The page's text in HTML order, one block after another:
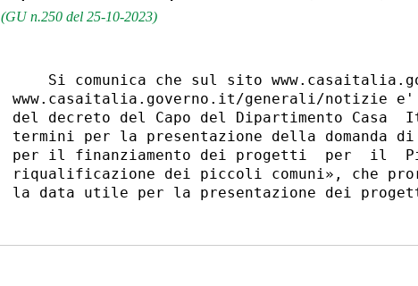
(GU n.250 del 25-10-2023)
Si comunica che sul sito
www.casaitalia.governo.it/generali/notizie
del decreto del Capo del Dipartimento
termini per la presentazione della domanda
per il finanziamento dei progetti  per  il
riqualificazione dei piccoli comuni», che